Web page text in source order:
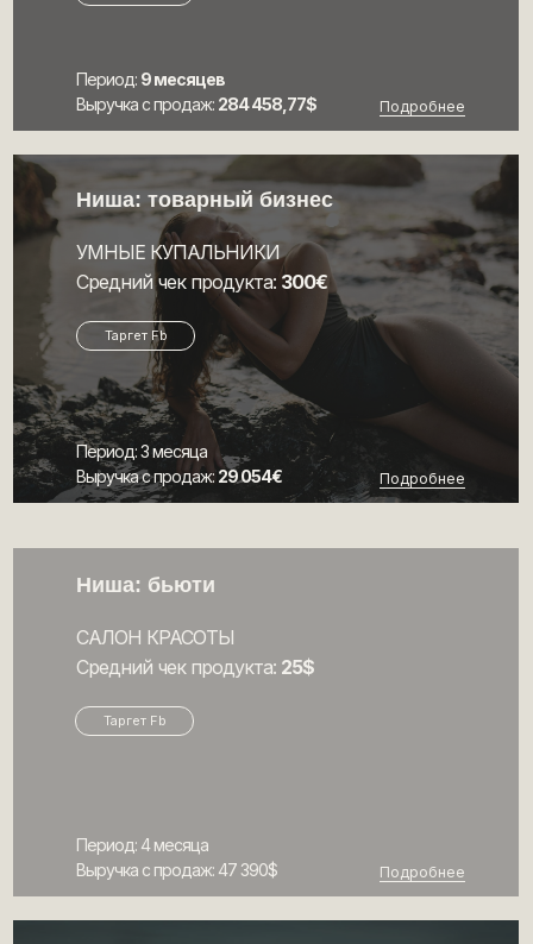
Ниша: товарный бизнес
Подробнее
Средний чек продукта: 300€
УМНЫЕ КУПАЛЬНИКИ
Период: 3 месяца
Выручка с продаж: 29 054€
Период: 9 месяцев
Выручка с продаж: 284 458,77$
Подробнее
Таргет Fb
Ниша: бьюти
Подробнее
Средний чек продукта: 25$
САЛОН КРАСОТЫ
Период: 4 месяца
Выручка с продаж: 47 390$
Таргет Fb